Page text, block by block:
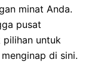
minat Anda.
pusat
pilihan untuk
di sini.